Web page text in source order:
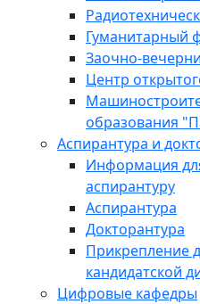
Гуманитарный
Заочно-
Центр
образования
Аспирантура и
Информация
аспирантуру
Аспирантура
Докторантура
Прикрепление
кандидатской
Цифровые кафедры